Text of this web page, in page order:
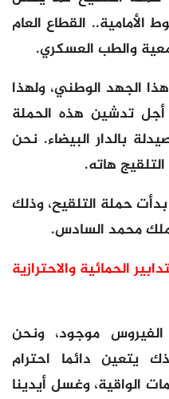
القطاع العام
والطب العسكري.
الجهد الوطني، ولهذا
أجل تدشين هذه الحملة
بالدار البيضاء. نحن
هاته.
حملة التلقيح، وذلك
محمد السادس.
الحمائية والاحترازية
موجود، ونحن
يتعين دائما احترام
الواقية، وغسل أيدينا